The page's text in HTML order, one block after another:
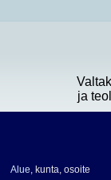
ja
Alue, kunta, osoite